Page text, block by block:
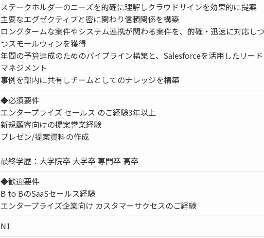
ステークホルダーのニーズを的確に理解しクラウドサインを効果的に提案
主要なエグゼクティブと密に関わり信頼関係を構築
ロングタームな案件やシステム連携が関わる案件を、的確・迅速に対応しつ
つスモールウィンを獲得
年間の予算達成のためのパイプライン構築と、Salesforceを活用したリード
マネジメント
事例を部内に共有しチームとしてのナレッジを構築
◆必須要件
エンタープライズ セールス のご経験3年以上
新規顧客向けの提案営業経験
プレゼン/提案資料の作成
最終学歴：大学院卒 大学卒 専門卒 高卒
◆歓迎要件
B to BのSaaSセールス経験
エンタープライズ企業向け カスタマーサクセスのご経験
N1